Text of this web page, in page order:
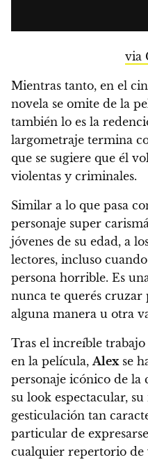
via
Mientras tanto, en el
novela se omite de la
también lo es la
largometraje termina
que se sugiere que él
violentas y criminales.
Similar a lo que pasa
personaje super
jóvenes de su edad, a
lectores, incluso
persona horrible. Es
nunca te querés cruzar
alguna manera u otra
Tras el increíble trabajo
en la película,Alexse
personaje icónico de la
su look espectacular,
gesticulación tan
particular de
cualquier repertorio